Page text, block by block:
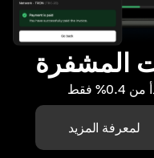
المشفرة
فقط
لمعرفة المزيد